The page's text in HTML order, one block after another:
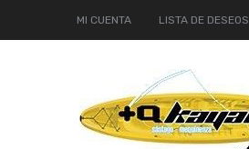
MI CUENTA LISTA DE DESEOS